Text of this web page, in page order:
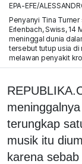
EPA-EFE/
Penyanyi Tina
Erlenbach, Swiss, 14
meninggal dunia
tersebut tutup usia di
melawan penyakit
terungkap
musik itu
karena